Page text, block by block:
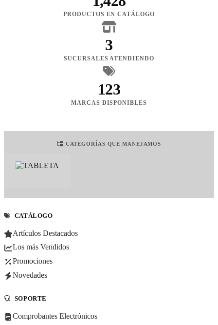
PRODUCTOS EN CATÁLOGO
3
SUCURSALES ATENDIENDO
123
MARCAS DISPONIBLES
CATEGORÍAS QUE MANEJAMOS
CATÁLOGO
Artículos Destacados
Los más Vendidos
Promociones
Novedades
SOPORTE
Comprobantes Electrónicos